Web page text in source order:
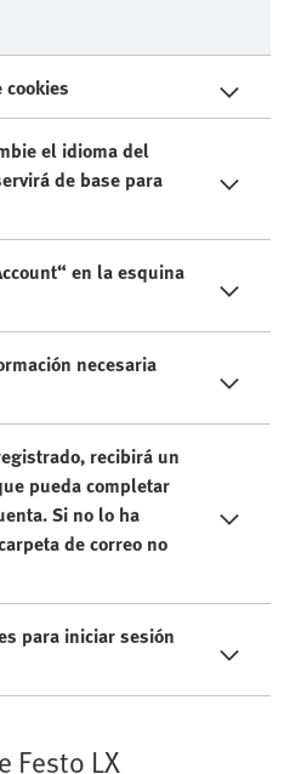
el idioma del
de base para
en la esquina
necesaria
recibirá un
pueda completar
Si no lo ha
de correo no
para iniciar sesión
Festo LX